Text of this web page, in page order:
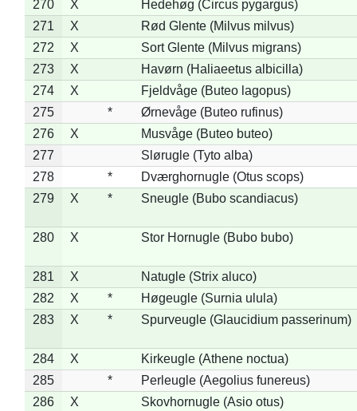
270
X
Hedehøg (Circus pygargus)
271
X
Rød Glente (Milvus milvus)
272
X
Sort Glente (Milvus migrans)
273
X
Havørn (Haliaeetus albicilla)
274
X
Fjeldvåge (Buteo lagopus)
275
*
Ørnevåge (Buteo rufinus)
276
X
Musvåge (Buteo buteo)
277
Slørugle (Tyto alba)
278
*
Dværghornugle (Otus scops)
279
X * Sneugle (Bubo scandiacus)
280 X Stor Hornugle (Bubo bubo)
281 X
Natugle (Strix aluco)
282
X *
Høgeugle (Surnia ulula)
283
X * Spurveugle (Glaucidium passerinum)
284 X
Kirkeugle (Athene noctua)
285
*
Perleugle (Aegolius funereus)
286
X
Skovhornugle (Asio otus)